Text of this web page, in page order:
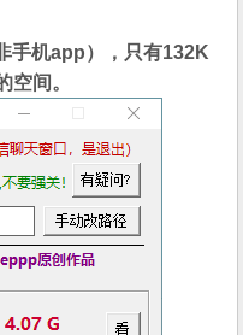
手机app），只有132K
空间。